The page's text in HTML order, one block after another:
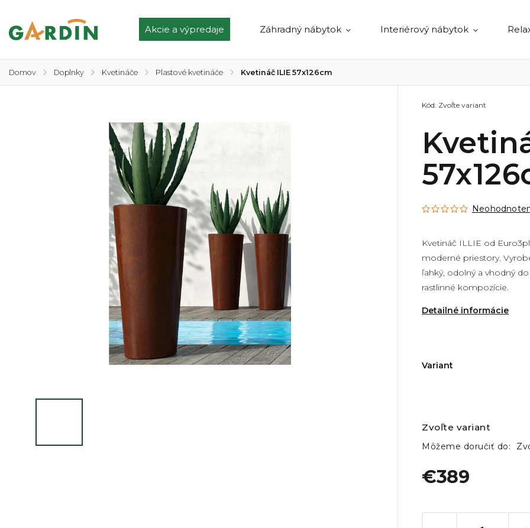
Akcie a výpredaje Záhradný nábytok Interiérový nábytok
Domov / Doplnky / Kvetináče / Plastové kvetináče / Kvetináč ILIE 57x126cm
Kód: Zvoľte variant
Kvetináč ILLIE od
moderné priestory.
ľahký, odolný a vhodný
rastlinné kompozície.
Detailné informácie
Variant
€389
Zvoľte variant
Môžeme doručiť do: